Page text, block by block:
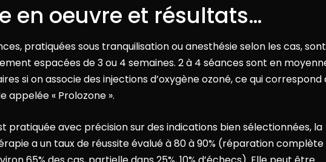
en oeuvre et résultats…
pratiquées sous tranquilisation ou anesthésie selon les cas, sont
espacées de 3 ou 4 semaines. 2 à 4 séances sont en
si on associe des injections d’oxygène ozoné, ce qui correspond
appelée « Prolozone ».
pratiquée avec précision sur des indications bien sélectionnées, la
a un taux de réussite évalué à 80 à 90% (réparation complète